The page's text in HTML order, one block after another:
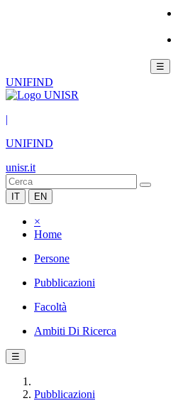
☰
UNIFIND
|
UNIFIND
unisr.it
IT EN
×
Home
Persone
Pubblicazioni
Facoltà
Ambiti Di Ricerca
☰
Pubblicazioni